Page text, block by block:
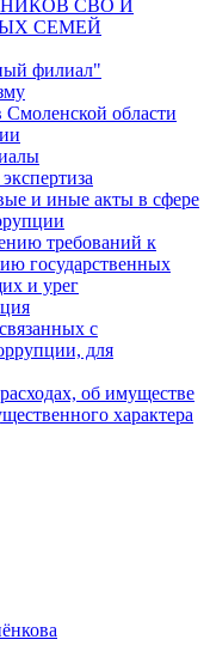
СВО И
СЕМЕЙ
филиал"
области
и иные акты в сфере
требований к
государственных
и урег
с
для
об имуществе
характера